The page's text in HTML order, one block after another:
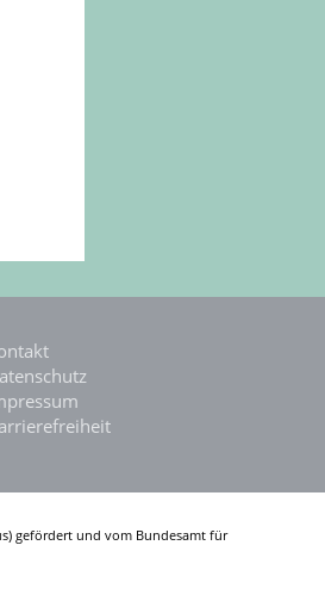
gefördert und vom Bundesamt für